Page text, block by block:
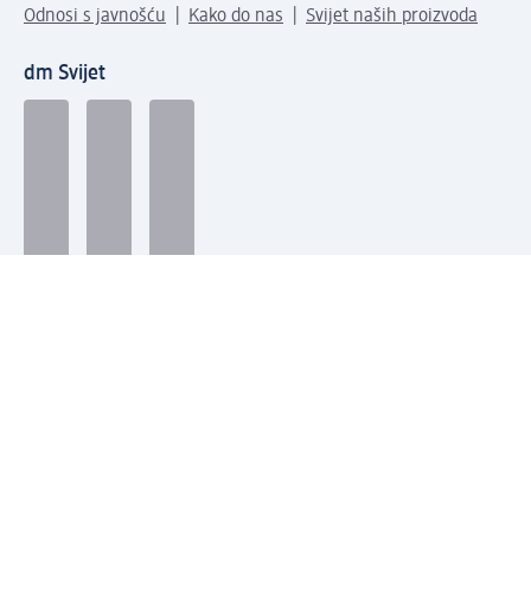
Odnosi s javnošću
Kako do nas Svijet naših proizvoda
dm Svijet